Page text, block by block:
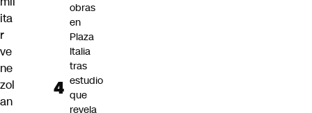
ita
r
ve
ne
zol
an
obras
en
Plaza
Italia
tras
estudio
que
revela